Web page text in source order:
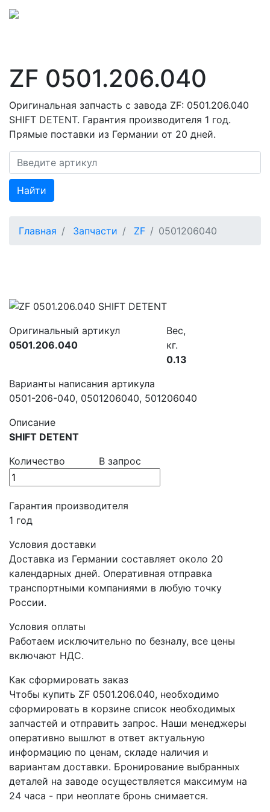
ZF 0501.206.040
Оригинальная запчасть с завода ZF: 0501.206.040
SHIFT DETENT. Гарантия производителя 1 год.
Прямые поставки из Германии от 20 дней.
Найти
Главная Запчасти ZF 0501206040
Оригинальный артикул
0501.206.040
Вес,
кг.
0.13
Варианты написания артикула
0501-206-040, 0501206040, 501206040
Описание
SHIFT DETENT
Количество
В запрос
Гарантия производителя
1 год
Условия доставки
Доставка из Германии составляет около 20
календарных дней. Оперативная отправка
транспортными компаниями в любую точку
России.
Условия оплаты
Работаем исключительно по безналу, все цены
включают НДС.
Как сформировать заказ
Чтобы купить ZF 0501.206.040, необходимо
сформировать в корзине список необходимых
запчастей и отправить запрос. Наши менеджеры
оперативно вышлют в ответ актуальную
информацию по ценам, складе наличия и
вариантам доставки. Бронирование выбранных
деталей на заводе осуществляется максимум на
24 часа - при неоплате бронь снимается.